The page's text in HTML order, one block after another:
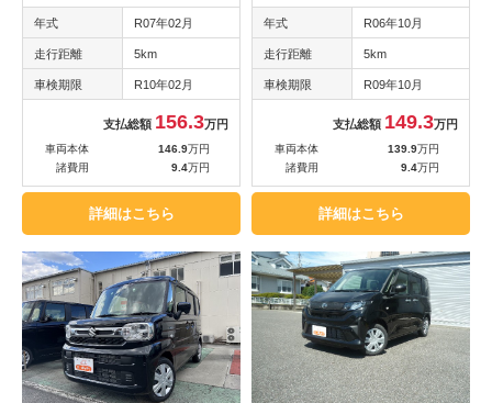
年式 R07年02月
走行距離 5km
車検期限 R10年02月
支払総額 156.3万円
車両本体 146.9万円
諸費用
9.4万円
詳細はこちら
年式 R06年10月
走行距離 5km
車検期限 R09年10月
支払総額 149.3万円
車両本体 139.9万円
諸費用
9.4万円
詳細はこちら